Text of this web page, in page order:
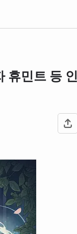
휴민트 등 인